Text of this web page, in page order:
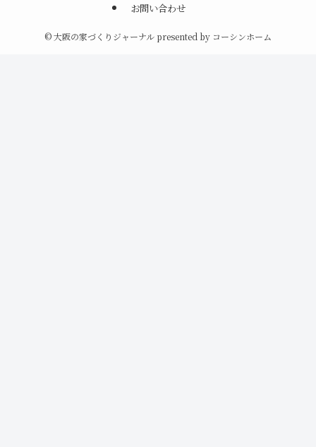
お問い合わせ
©大阪の家づくりジャーナル presented by コーシンホーム